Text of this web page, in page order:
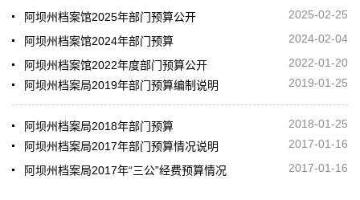
阿坝州档案馆2025年部门预算公开 2025-02-25
阿坝州档案馆2024年部门预算 2024-02-04
阿坝州档案馆2022年度部门预算公开
2022-01-20
阿坝州档案局2019年部门预算编制说明
2019-01-25
阿坝州档案局2018年部门预算
2018-01-25
阿坝州档案局2017年部门预算情况说明
2017-01-16
阿坝州档案局2017年“三公”经费预算情况 2017-01-16